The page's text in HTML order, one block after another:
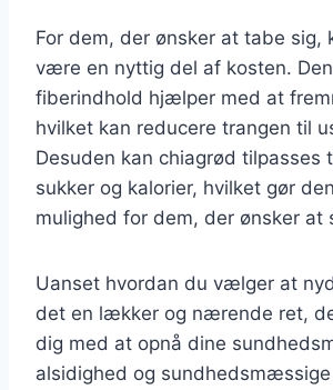
For dem, der ønsker at tabe sig,
være en nyttig del af kosten.
fiberindhold hjælper med at
hvilket kan reducere trangen til
Desuden kan chiagrød tilpasses
sukker og kalorier, hvilket gør
mulighed for dem, der ønsker at
Uanset hvordan du vælger at
det en lækker og nærende ret,
dig med at opnå dine
alsidighed og